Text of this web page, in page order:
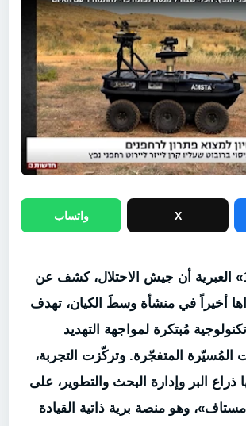
X واتساب
ذكرت «القناة 13» العبرية أن جيش الاحتلال، كشف عن
أخيراً في منشأة وسطَ الكيان، تهدف
مُبتكرة لمواجهة التهديد
المُسيّرة المتفجّرة. وتركّزت التجربة،
ذراع البر وإدارة البحث والتطوير، على
وهو منصة برية ذاتية القيادة